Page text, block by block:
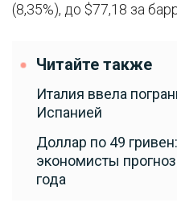
(8,35%), до $77,18 за
Читайте также
Италия ввела
Испанией
Доллар по 49
экономисты
года